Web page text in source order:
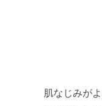
肌なじみが